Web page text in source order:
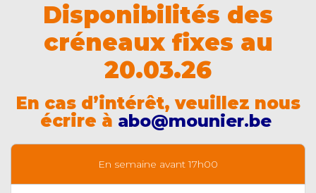
Disponibilités des
créneaux fixes au
20.03.26
En cas d’intérêt, veuillez nous
écrire à abo@mounier.be
En semaine avant 17h00